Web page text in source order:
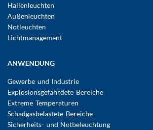
Hallenleuchten
Außenleuchten
Notleuchten
Lichtmanagement
ANWENDUNG
Gewerbe und Industrie
Explosionsgefährdete Bereiche
Extreme Temperaturen
Schadgasbelastete Bereiche
Sicherheits- und Notbeleuchtung